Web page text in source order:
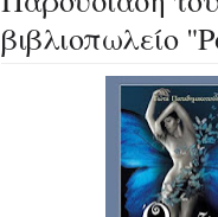
βιβλιοπωλείο